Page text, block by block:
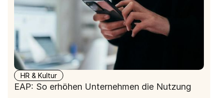
HR & Kultur
EAP: So erhöhen Unternehmen die Nutzung